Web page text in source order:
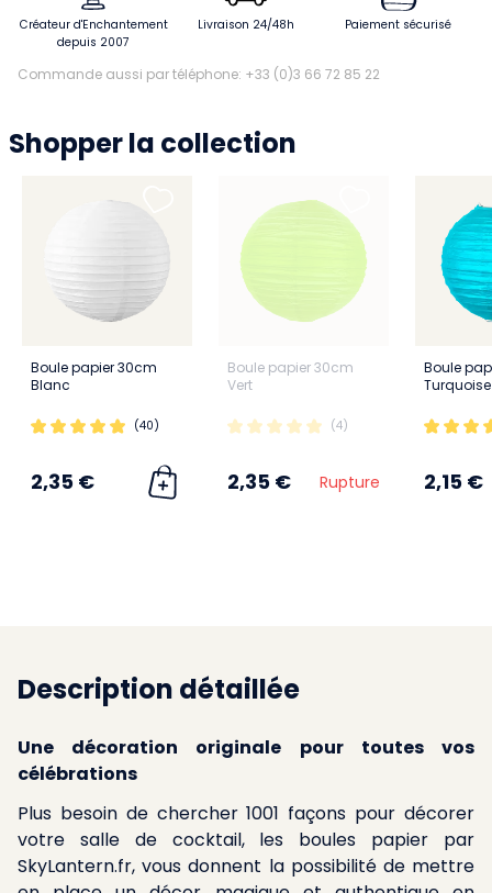
Créateur d'Enchantement
depuis 2007
Livraison 24/48h Paiement sécurisé
Commande aussi par téléphone: +33 (0)3 66 72 85 22
Shopper la collection
Boule papier 30cm
Blanc
(40)
2,35 €
Boule papier 30cm
Vert
(4)
2,35 € Rupture
Boule
Turquoise
2,15 €
Description détaillée
Une décoration originale pour toutes vos
célébrations
Plus besoin de chercher 1001 façons pour décorer
votre salle de cocktail, les boules papier par
SkyLantern.fr, vous donnent la possibilité de mettre